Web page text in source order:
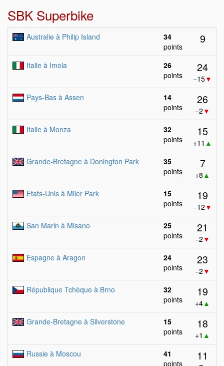
SBK Superbike
Australie à Philip Island
34
points
9
Italie à Imola
26
points
24
−15▼
Pays-Bas à Assen
14
points
26
−2 ▼
Italie à Monza
32
points
15
+11 ▲
Grande-Bretagne à Donington Park
35
points
7
+8 ▲
Etats-Unis à Miler Park
15
points
19
−12 ▼
San Marin à Misano
25
points
21
−2 ▼
Espagne à Aragon
24
points
23
−2 ▼
République Tchèque à Brno
32
points
19
+4▲
Grande-Bretagne à Silverstone
15
points
18
+1 ▲
Russie à Moscou
41
points
11